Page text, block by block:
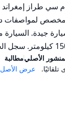
الأصليمطالبة
عرض الأصل